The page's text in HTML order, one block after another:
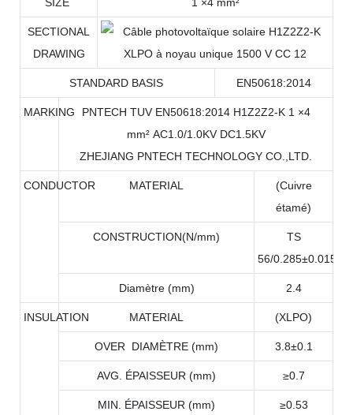
SECTIONAL
DRAWING
STANDARD BASIS EN50618:2014
MARKING
PNTECH TUV EN50618:2014 H1Z2Z2-K 1 ×4
mm² AC1.0/1.0KV DC1.5KV
ZHEJIANG PNTECH TECHNOLOGY CO.,LTD.
CONDUCTOR MATERIAL
(Cuivre
étamé)
CONSTRUCTION(N/mm)
TS
56/0.285±0.015
Diamètre (mm) 2.4
INSULATION MATERIAL (XLPO)
OVER DIAMÈTRE (mm) 3.8±0.1
AVG. ÉPAISSEUR (mm) ≥0.7
MIN. ÉPAISSEUR (mm) ≥0.53